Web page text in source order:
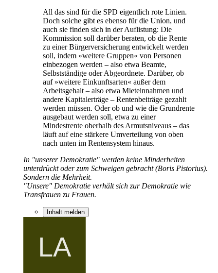
All das sind für die SPD eigentlich rote Linien.
Doch solche gibt es ebenso für die Union, und
auch sie finden sich in der Auflistung: Die
Kommission soll darüber beraten, ob die Rente
zu einer Bürgerversicherung entwickelt werden
soll, indem »weitere Gruppen« von Personen
einbezogen werden – also etwa Beamte,
Selbstständige oder Abgeordnete. Darüber, ob
auf »weitere Einkunftsarten« außer dem
Arbeitsgehalt – also etwa Mieteinnahmen und
andere Kapitalerträge – Rentenbeiträge gezahlt
werden müssen. Oder ob und wie die Grundrente
ausgebaut werden soll, etwa zu einer
Mindestrente oberhalb des Armutsniveaus – das
läuft auf eine stärkere Umverteilung von oben
nach unten im Rentensystem hinaus.
In "unserer Demokratie" werden keine Minderheiten
unterdrückt oder zum Schweigen gebracht (Boris Pistorius).
Sondern die Mehrheit.
"Unsere" Demokratie verhält sich zur Demokratie wie
Transfrauen zu Frauen.
Inhalt melden